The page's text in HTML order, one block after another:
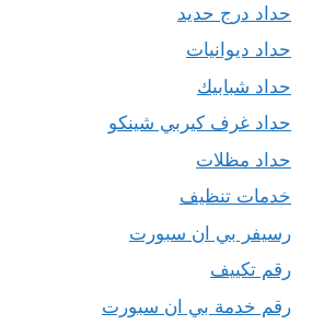
حداد درج حديد
حداد ديوانيات
حداد شبابيك
حداد غرف كيربي شينكو
حداد مظلات
خدمات تنظيف
رسيفر بي ان سبورت
رقم تكييف
رقم خدمة بي ان سبورت